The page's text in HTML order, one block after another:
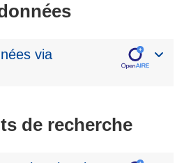
via
de recherche